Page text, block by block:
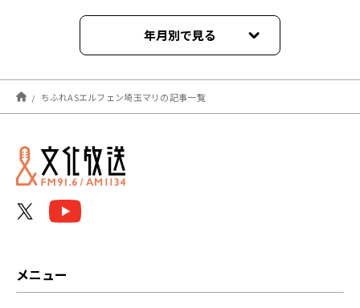
年月別で見る
2023年02月
ちふれASエルフェン埼玉マリの記事一覧
メニュー